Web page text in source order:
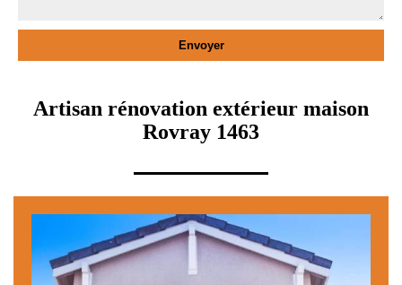
Artisan rénovation extérieur maison
Rovray 1463